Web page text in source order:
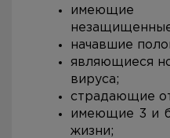
имеющие
начавшие
являющиеся
вируса;
страдающие
имеющие 3 и
жизни;